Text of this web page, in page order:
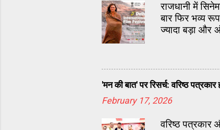
राजधानी में
बार फिर भव्य
ज्यादा बड़ा और
'मन की बात' पर रिसर्च: वरिष्ठ
February 17, 2026
वरिष्ठ